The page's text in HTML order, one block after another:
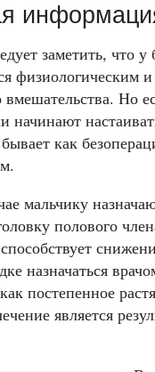
заметить, что
физиологическим
Но
начинают
как
мальчику
полового
назначаться
постепенное
является